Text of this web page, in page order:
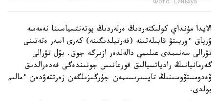
Фото: Синьхуа
الايدا مۇنداي كولىكتەردىڭ ەرلەردىڭ پوتەنتسياسىنا نەمەسە
ۇرپاق ءوربىتۋ قابىلەتىنە (فەرتيلدىگىنە) كەرى اسەر ەتەتىنى
تۋرالى سەنىمدى عىلىمي دالەلدەر ازىرگە جوق. بۇل تۋرالى
گەرمانيانىڭ رادياتسيالىق قورعانىس جونىندەگى فەدەرالدىق
ۆەدومستۆوسىنىڭ تاپسىرىسىمەن جۇرگىزىلگەن زەرتتەۋدەن ءمالىم
بولدى.